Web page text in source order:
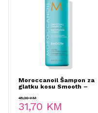
Moroccanoil Šampon za
glatku kosu Smooth –
45,30KM
Original
price
31,70 KM
Current
price